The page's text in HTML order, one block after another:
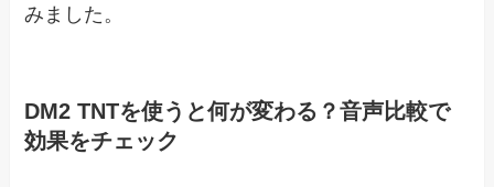
みました。
DM2 TNTを使うと何が変わる？音声比較で
効果をチェック